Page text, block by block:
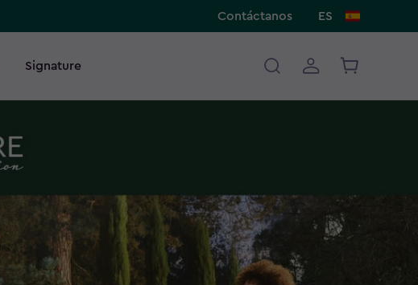
Contáctanos ES
Signature